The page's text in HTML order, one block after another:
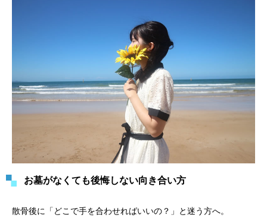
お墓がなくても後悔しない向き合い方
散骨後に「どこで手を合わせればいいの？」と迷う方へ。